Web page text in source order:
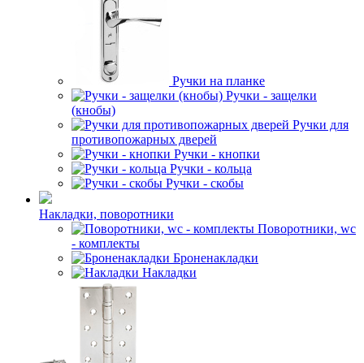
Ручки на планке
Ручки - защелки
(кнобы)
Ручки для
противопожарных дверей
Ручки - кнопки
Ручки - кольца
Ручки - скобы
Накладки, поворотники
Поворотники, wc
- комплекты
Броненакладки
Накладки